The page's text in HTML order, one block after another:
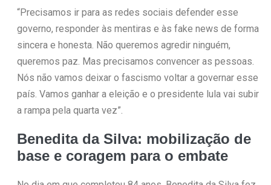
“Precisamos ir para as redes sociais defender esse
governo, responder às mentiras e às fake news de forma
sincera e honesta. Não queremos agredir ninguém,
queremos paz. Mas precisamos convencer as pessoas.
Nós não vamos deixar o fascismo voltar a governar esse
país. Vamos ganhar a eleição e o presidente lula vai subir
a rampa pela quarta vez”.
Benedita da Silva: mobilização de
base e coragem para o embate